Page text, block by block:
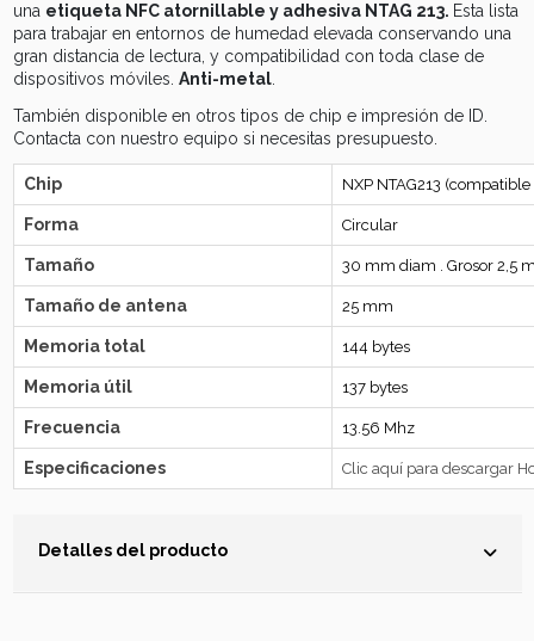
una etiqueta NFC atornillable y adhesiva NTAG 213. Esta lista
para trabajar en entornos de humedad elevada conservando una
gran distancia de lectura, y compatibilidad con toda clase de
dispositivos móviles. Anti-metal.
También disponible en otros tipos de chip e impresión de ID.
Contacta con nuestro equipo si necesitas presupuesto.
Chip NXP NTAG213
Forma Circular
Tamaño 30 mm diam . Grosor 2,5
Tamaño de antena 25 mm
Memoria total 144 bytes
Memoria útil 137 bytes
Frecuencia 13.56 Mhz
Especificaciones Clic aquí para descargar
Detalles del producto